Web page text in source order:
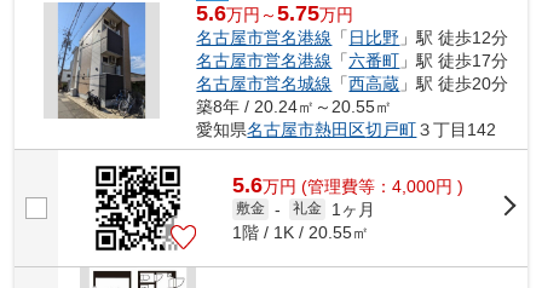
5.6万円～5.75万円
名古屋市営名港線 「 日比野 」駅 徒歩12分
名古屋市営名港線 「六番町 」駅 徒歩17分
名古屋市営名城線 「西高蔵 」駅 徒歩20分
築8年 / 20.24㎡～20.55㎡
愛知県名古屋市熱田区切戸町３丁目142
5.6万円 (管理費等：4,000円 )
敷金 - 礼金
1ヶ月
1階 / 1K / 20.55㎡